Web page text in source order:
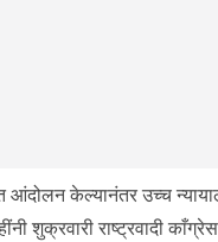
केल्यानंतर उच्च
शुक्रवारी राष्ट्रवादी